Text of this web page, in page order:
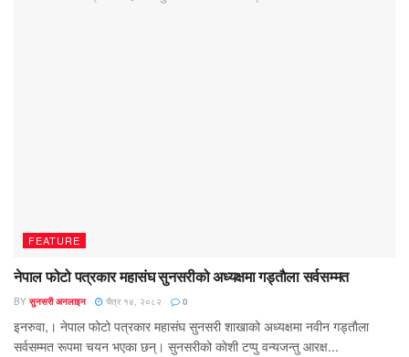
FEATURE
नेपाल फोटो पत्रकार महासंघ सुनसरीको अध्यक्षमा गड्ताैला सर्वसम्मत
BY सुनसरी अनलाइन चैत्र १४, २०८२ 0
इनरुवा,। नेपाल फोटो पत्रकार महासंघ सुनसरी शाखाको अध्यक्षमा नवीन गड्ताैला
सर्वसम्मत रूपमा चयन भएका छन्। सुनसरीको काेशी टप्पु वन्यजन्तु आरक्ष...